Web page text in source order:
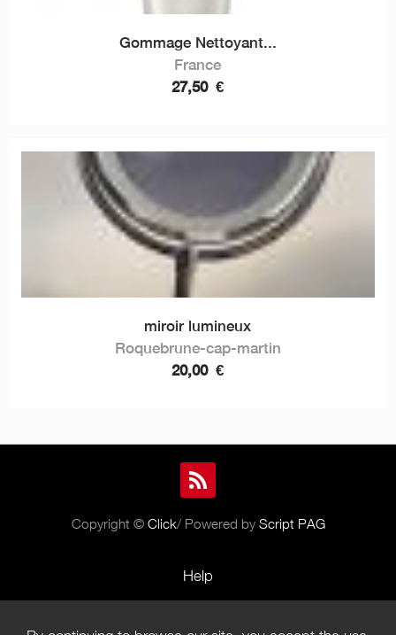
Gommage Nettoyant...
France
27,50 €
miroir lumineux
Roquebrune-cap-martin
20,00 €
Copyright © Click/ Powered by Script PAG
Help